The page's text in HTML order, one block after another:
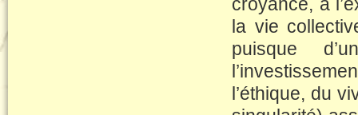
la vie
puisque
l’éthique, du